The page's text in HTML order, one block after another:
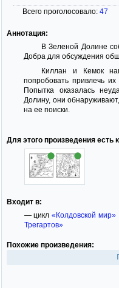
Всего проголосовало: 47
Аннотация:
В Зеленой Долине
Добра для обсуждения
Киллан и Кемок
попробовать привлечь
Попытка оказалась
Долину, они
на ее поиски.
Для этого произведения есть
Входит в:
— цикл«Колдовской мир»
Трегартов»
Похожие произведения: